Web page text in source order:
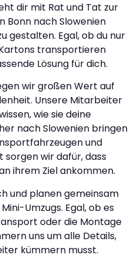
dir mit Rat und Tat zur
Bonn nach Slowenien
gestalten. Egal, ob du nur
transportieren
Lösung für dich.
wir großen Wert auf
Unsere Mitarbeiter
wie sie deine
nach Slowenien bringen
und
sorgen wir dafür, dass
ihrem Ziel ankommen.
und planen gemeinsam
Umzugs. Egal, ob es
oder die Montage
uns um alle Details,
kümmern musst.